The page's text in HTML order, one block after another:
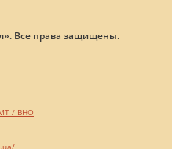
Все права защищены.
/ ВНО